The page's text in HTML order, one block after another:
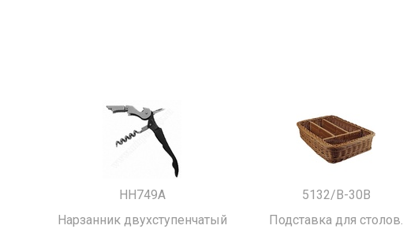
HH749A
Нарзанник двухступенчатый
5132/B-30B
Подставка для столов.